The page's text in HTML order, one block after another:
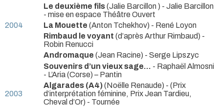
Le deuxième fils(Jalie Barcillon ) - Jalie Barcillon
- mise en espace Théâtre Ouvert
2004
La Mouette (Anton Tchekhov) - René Loyon
Rimbaud le voyant (d’après Arthur Rimbaud) -
Robin Renucci
Andromaque (Jean Racine) - Serge Lipszyc
Souvenirs d’un vieux sage… - Raphaël Almosni
- L’Aria (Corse) – Pantin
2003
Algarades (A4)(Noëlle Renaude) - (Prix
d’interprétation féminine, Prix Jean Tardieu,
Cheval d’Or) - Tournée